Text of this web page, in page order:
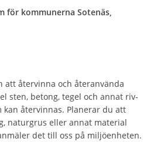
för kommunerna Sotenäs,
att återvinna och återanvända
sten, betong, tegel och annat riv-
kan återvinnas. Planerar du att
naturgrus eller annat material
det till oss på miljöenheten.